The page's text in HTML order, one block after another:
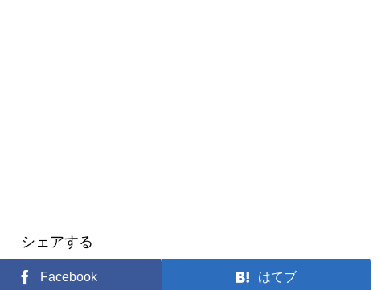
シェアする
Facebook はてブ